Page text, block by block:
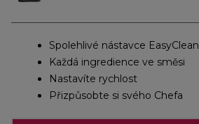
Spolehlivé nástavce EasyClean
Každá ingredience ve směsi
Nastavíte rychlost
Přizpůsobte si svého Chefa